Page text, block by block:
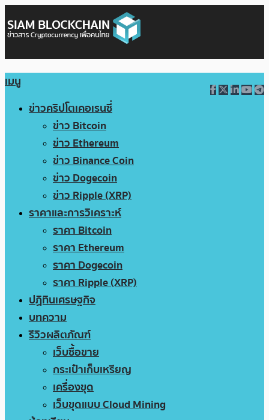
เมนู
ข่าวคริปโตเคอเรนซี่
ข่าว Bitcoin
ข่าว Ethereum
ข่าว Binance Coin
ข่าว Dogecoin
ข่าว Ripple (XRP)
ราคาและการวิเคราะห์
ราคา Bitcoin
ราคา Ethereum
ราคา Dogecoin
ราคา Ripple (XRP)
ปฏิทินเศรษฐกิจ
บทความ
รีวิวผลิตภัณฑ์
เว็บซื้อขาย
กระเป๋าเก็บเหรียญ
เครื่องขุด
เว็บขุดแบบ Cloud Mining